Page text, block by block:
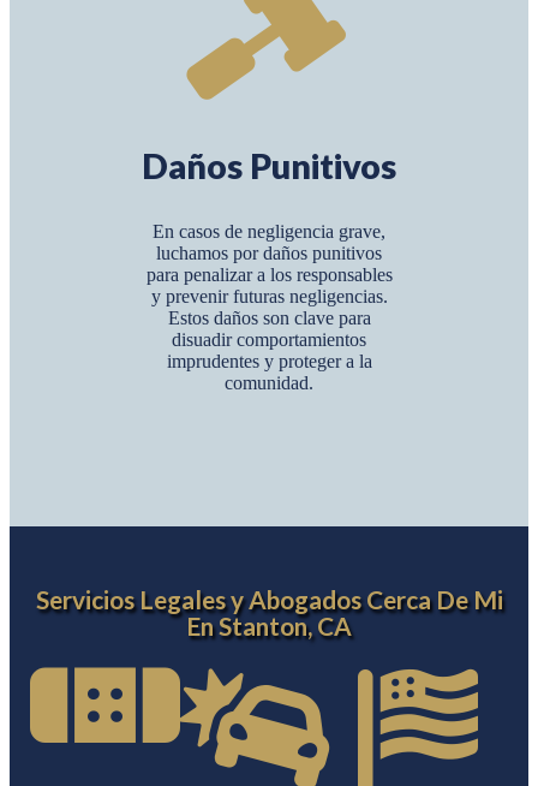
Daños Punitivos
En casos de negligencia grave,
luchamos por daños punitivos
para penalizar a los responsables
y prevenir futuras negligencias.
Estos daños son clave para
disuadir comportamientos
imprudentes y proteger a la
comunidad.
Servicios Legales y Abogados Cerca De Mi
En Stanton, CA